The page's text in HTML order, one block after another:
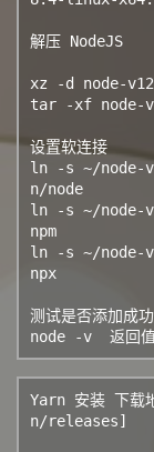
解压 NodeJS
xz -d node-
tar -xf node-
设置软连接
ln -s ~/node-
n/node
ln -s ~/node-
npm
ln -s ~/node-
npx
测试是否添加成功
node -v  返回
Yarn 安装 下
n/releases]